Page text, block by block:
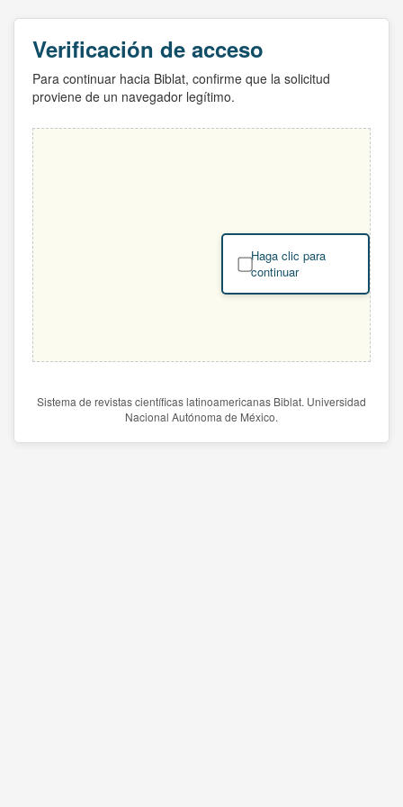
Verificación de acceso
Para continuar hacia Biblat, confirme que la solicitud
proviene de un navegador legítimo.
Haga clic para
continuar
Sistema de revistas científicas latinoamericanas Biblat. Universidad
Nacional Autónoma de México.